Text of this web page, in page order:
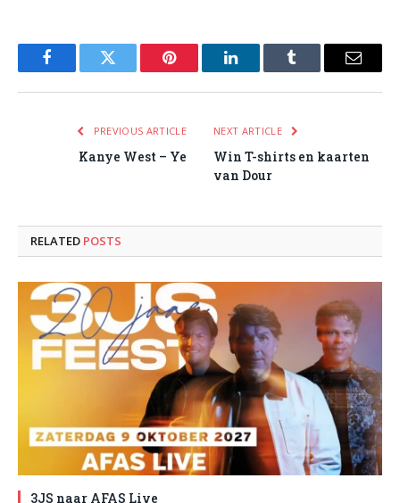
FacebookTwitter Pinterest LinkedInTumblr Email
PREVIOUS ARTICLE
Kanye West – Ye
NEXT ARTICLE
Win T-shirts en kaarten
van Dour
RELATED POSTS
3JS naar AFAS Live